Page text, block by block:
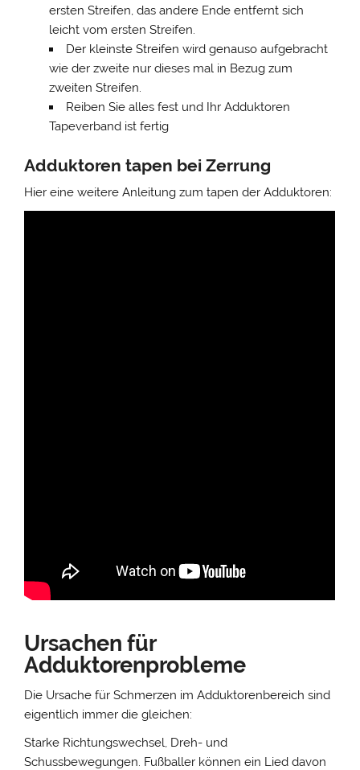
ersten Streifen, das andere Ende entfernt sich
leicht vom ersten Streifen.
Der kleinste Streifen wird genauso aufgebracht
wie der zweite nur dieses mal in Bezug zum
zweiten Streifen.
Reiben Sie alles fest und Ihr Adduktoren
Tapeverband ist fertig
Adduktoren tapen bei Zerrung
Hier eine weitere Anleitung zum tapen der Adduktoren:
Ursachen für
Adduktorenprobleme
Die Ursache für Schmerzen im Adduktorenbereich sind
eigentlich immer die gleichen:
Starke Richtungswechsel, Dreh- und
Schussbewegungen. Fußballer können ein Lied davon